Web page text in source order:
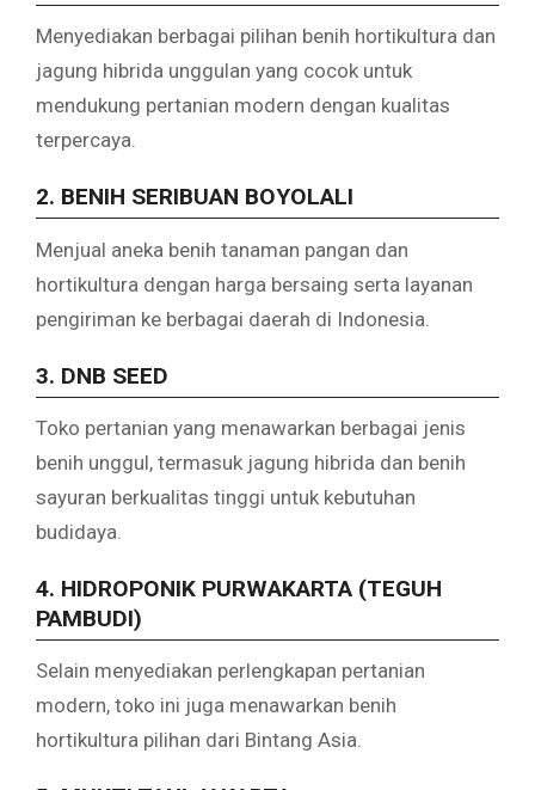
Menyediakan berbagai pilihan benih hortikultura dan
jagung hibrida unggulan yang cocok untuk
mendukung pertanian modern dengan kualitas
terpercaya.
2. BENIH SERIBUAN BOYOLALI
Menjual aneka benih tanaman pangan dan
hortikultura dengan harga bersaing serta layanan
pengiriman ke berbagai daerah di Indonesia.
3. DNB SEED
Toko pertanian yang menawarkan berbagai jenis
benih unggul, termasuk jagung hibrida dan benih
sayuran berkualitas tinggi untuk kebutuhan
budidaya.
4. HIDROPONIK PURWAKARTA (TEGUH
PAMBUDI)
Selain menyediakan perlengkapan pertanian
modern, toko ini juga menawarkan benih
hortikultura pilihan dari Bintang Asia.